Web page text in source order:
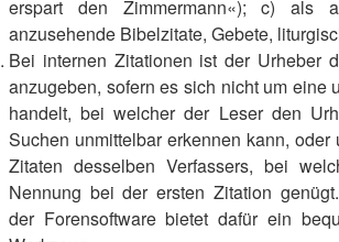
erspart den Zimmermann«); c) als
anzusehende Bibelzitate, Gebete,
Bei internen Zitationen ist der Urheber
anzugeben, sofern es sich nicht um eine
handelt, bei welcher der Leser den
Suchen unmittelbar erkennen kann,
Zitaten desselben Verfassers, bei
Nennung bei der ersten Zitation
der Forensoftware bietet dafür ein